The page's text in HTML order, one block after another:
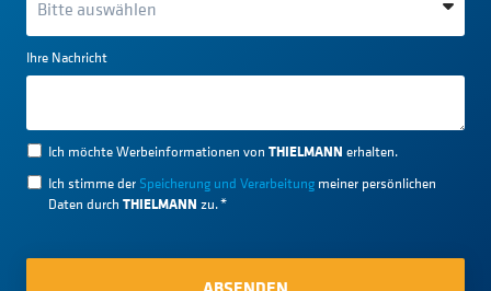
Ihre Nachricht
Ich möchte Werbeinformationen von THIELMANN erhalten.
Ich stimme der Speicherung und Verarbeitung meiner persönlichen
Daten durch THIELMANN zu.*